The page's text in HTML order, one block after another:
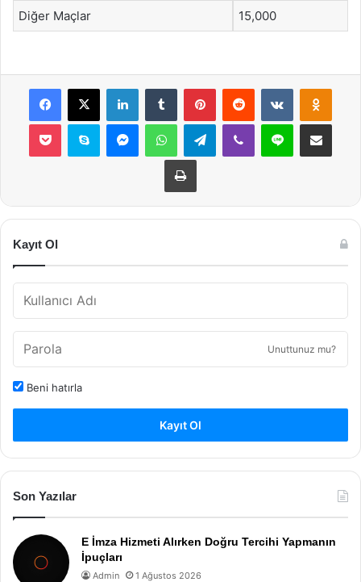
Diğer Maçlar 15,000
Facebook
X LinkedInTumblr PinterestReddit VKontakte
Pocket Skype MessengerWhatsAppTelegramViber Line E-Posta ile
Yazdır
Kayıt Ol
Unuttunuz mu?
Beni hatırla
Kayıt Ol
Son Yazılar
E İmza Hizmeti Alırken Doğru Tercihi Yapmanın
İpuçları
Admin 1 Ağustos 2026